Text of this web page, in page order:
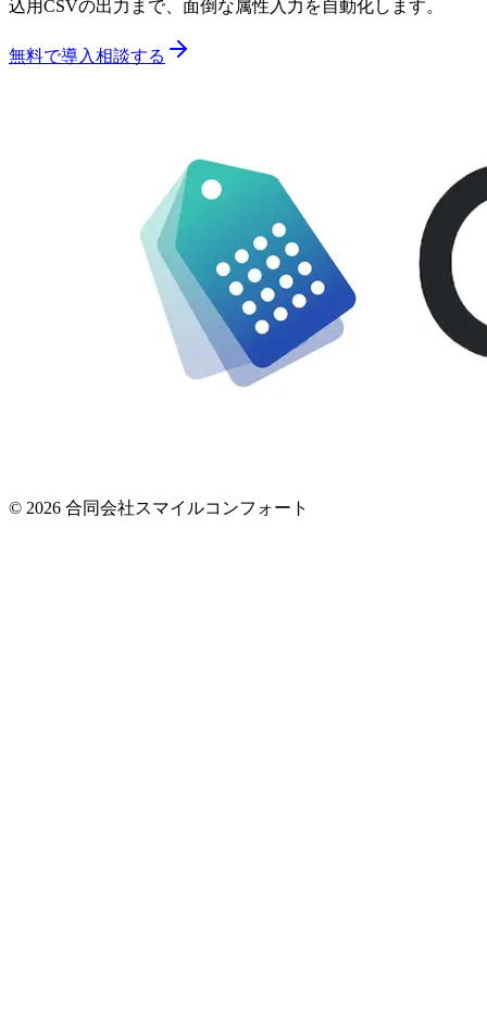
込用CSVの出力まで、面倒な属性入力を自動化します。
無料で導入相談する
© 2026 合同会社スマイルコンフォート